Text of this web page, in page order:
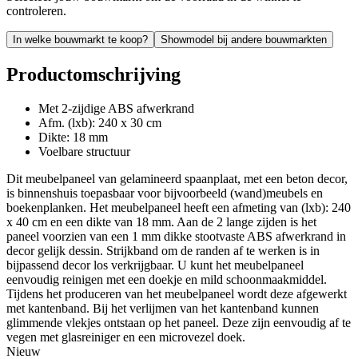
controleren.
In welke bouwmarkt te koop? Showmodel bij andere bouwmarkten
Productomschrijving
Met 2-zijdige ABS afwerkrand
Afm. (lxb): 240 x 30 cm
Dikte: 18 mm
Voelbare structuur
Dit meubelpaneel van gelamineerd spaanplaat, met een beton decor,
is binnenshuis toepasbaar voor bijvoorbeeld (wand)meubels en
boekenplanken. Het meubelpaneel heeft een afmeting van (lxb): 240
x 40 cm en een dikte van 18 mm. Aan de 2 lange zijden is het
paneel voorzien van een 1 mm dikke stootvaste ABS afwerkrand in
decor gelijk dessin. Strijkband om de randen af te werken is in
bijpassend decor los verkrijgbaar. U kunt het meubelpaneel
eenvoudig reinigen met een doekje en mild schoonmaakmiddel.
Tijdens het produceren van het meubelpaneel wordt deze afgewerkt
met kantenband. Bij het verlijmen van het kantenband kunnen
glimmende vlekjes ontstaan op het paneel. Deze zijn eenvoudig af te
vegen met glasreiniger en een microvezel doek.
Nieuw